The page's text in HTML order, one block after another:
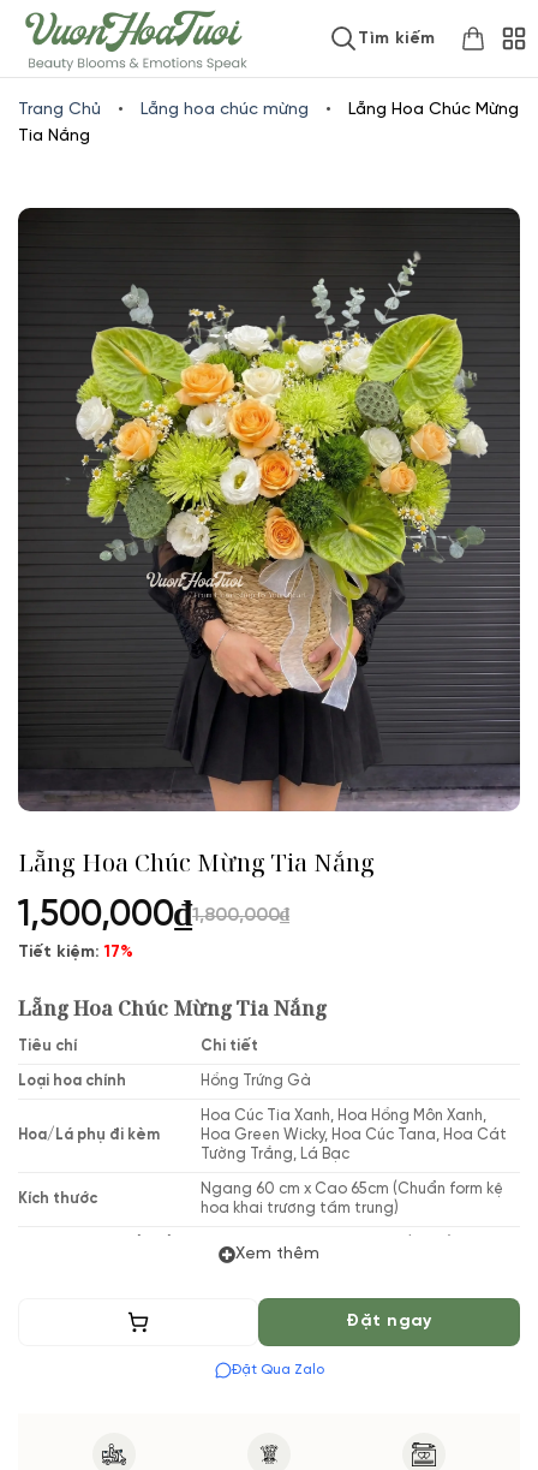
www.vuonhoatuoi.vnSkip
to
content
Tìm kiếm
Trang Chủ • Lẵng hoa chúc mừng •
Lẵng Hoa Chúc Mừng
Tia Nắng
Lẵng Hoa Chúc Mừng Tia Nắng
1,500,000₫1,800,000₫
Tiết kiệm:17%
Lẵng Hoa Chúc Mừng Tia Nắng
Tiêu chí Chi tiết
Loại hoa chính Hồng Trứng Gà
Hoa/Lá phụ đi kèm
Hoa Cúc Tia Xanh, Hoa Hồng Môn Xanh,
Hoa Green Wicky, Hoa Cúc Tana, Hoa Cát
Tường Trắng, Lá Bạc
Kích thước
Ngang 60 cm x Cao 65cm (Chuẩn form kệ
hoa khai trương tầm trung)
Kệ hoa phong cách Bán truyền thống
thành lập
(*) Shop hoa tươi với dịch vụ đặt hoa online Vườn Hoa Tươi
hàng xác nhận trước khi cắm hay bó.
Xem thêm
Thêm vào giỏ Đặt ngay
Đặt Qua Zalo